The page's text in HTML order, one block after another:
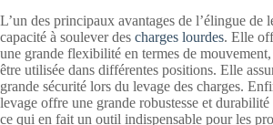
L’un des principaux avantages de l’élingue de
capacité à soulever des charges lourdes. Elle
une grande flexibilité en termes de
être utilisée dans différentes positions. Elle
grande sécurité lors du levage des charges.
levage offre une grande robustesse et durabilité
ce qui en fait un outil indispensable pour les